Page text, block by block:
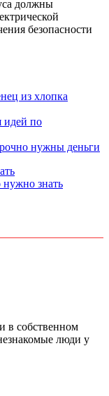
должны
безопасности
из хлопка
идей по
нужны деньги
нужно знать
в собственном
люди у